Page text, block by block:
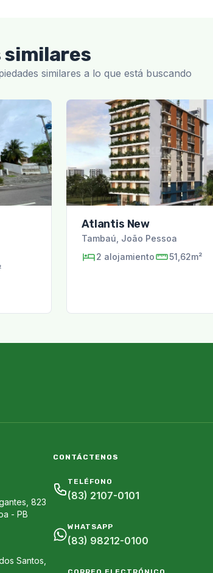
similares
similares a lo que está buscando
Atlantis New
Tambaú João Pessoa
2 alojamiento 51,62m²
823
- PB
Santos,
CONTÁCTENOS
TELÉFONO
(83) 2107-0101
WHATSAPP
(83) 98212-0100